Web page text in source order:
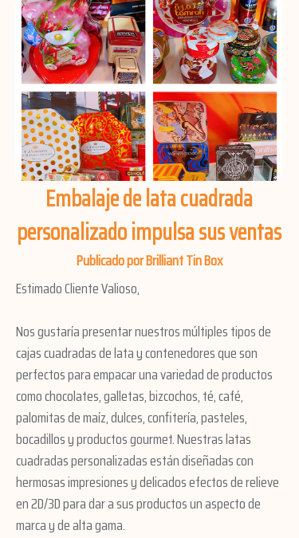
Embalaje de lata cuadrada
personalizado impulsa sus ventas
Publicado por Brilliant Tin Box
Estimado Cliente Valioso,
Nos gustaría presentar nuestros múltiples tipos de
cajas cuadradas de lata y contenedores que son
perfectos para empacar una variedad de productos
como chocolates, galletas, bizcochos, té, café,
palomitas de maíz, dulces, confitería, pasteles,
bocadillos y productos gourmet. Nuestras latas
cuadradas personalizadas están diseñadas con
hermosas impresiones y delicados efectos de relieve
en 2D/3D para dar a sus productos un aspecto de
marca y de alta gama.